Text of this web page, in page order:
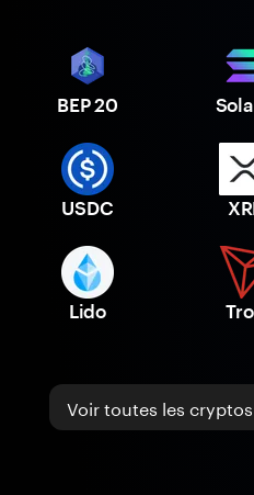
BEP 20
USDC
Lido
Voir toutes les